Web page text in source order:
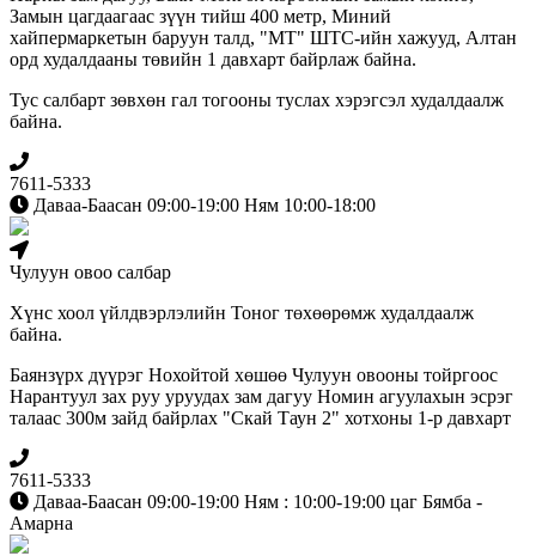
Замын цагдаагаас зүүн тийш 400 метр, Миний
хайпермаркетын баруун талд, "МТ" ШТС-ийн хажууд, Алтан
орд худалдааны төвийн 1 давхарт байрлаж байна.
Тус салбарт зөвхөн гал тогооны туслах хэрэгсэл худалдаалж
байна.
7611-5333
Даваа-Баасан 09:00-19:00 Ням 10:00-18:00
Чулуун овоо салбар
Хүнс хоол үйлдвэрлэлийн Тоног төхөөрөмж худалдаалж
байна.
Баянзүрх дүүрэг Нохойтой хөшөө Чулуун овооны тойргоос
Нарантуул зах руу уруудах зам дагуу Номин агуулахын эсрэг
талаас 300м зайд байрлах "Скай Таун 2" хотхоны 1-р давхарт
7611-5333
Даваа-Баасан 09:00-19:00 Ням : 10:00-19:00 цаг Бямба -
Амарна